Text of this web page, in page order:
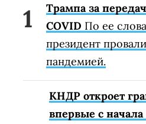
Трампа за
COVID По ее
президент
пандемией.
КНДР откроет
впервые с